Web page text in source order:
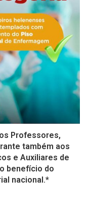
Professores,
também aos
e Auxiliares de
benefício do
nacional.*